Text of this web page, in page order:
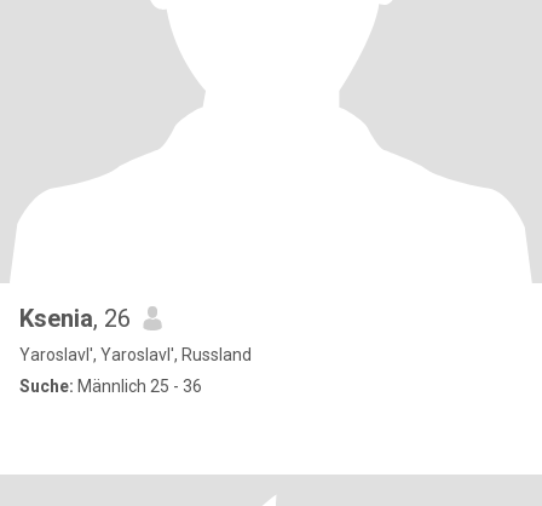
Ksenia, 26
Yaroslavl', Yaroslavl', Russland
Suche: Männlich 25 - 36